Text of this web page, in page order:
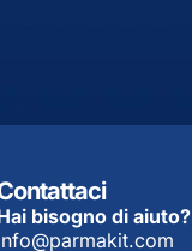
bisogno di aiuto?